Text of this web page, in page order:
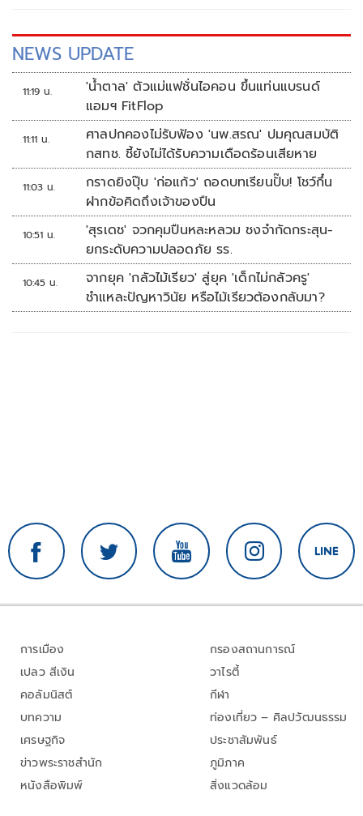
NEWS UPDATE
11:19 น.
'น้ำตาล' ตัวแม่แฟชั่นไอคอน ขึ้นแท่นแบรนด์
แอมฯ FitFlop
11:11 น.
ศาลปกคองไม่รับฟ้อง 'นพ.สรณ' ปมคุณสมบัติ
กสทช. ชี้ยังไม่ได้รับความเดือดร้อนเสียหาย
11:03 น.
กราดยิงปุ๊บ 'ก่อแก้ว' ถอดบทเรียนปั๊บ! โชว์กึ๋น
ฝากข้อคิดถึงเจ้าของปืน
10:51 น.
'สุรเดช' จวกคุมปืนหละหลวม ชงจำกัดกระสุน-
ยกระดับความปลอดภัย รร.
10:45 น.
จากยุค 'กลัวไม้เรียว' สู่ยุค 'เด็กไม่กลัวครู'
ชำแหละปัญหาวินัย หรือไม้เรียวต้องกลับมา?
การเมือง
เปลว สีเงิน
คอลัมนิสต์
บทความ
เศรษฐกิจ
ข่าวพระราชสำนัก
หนังสือพิมพ์
กรองสถานการณ์
วาไรตี้
กีฬา
ท่องเที่ยว – ศิลปวัฒนธรรม
ประชาสัมพันธ์
ภูมิภาค
สิ่งแวดล้อม